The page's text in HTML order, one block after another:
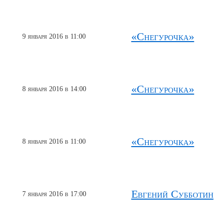
9 января 2016 в 11:00 «Снегурочка»
8 января 2016 в 14:00 «Снегурочка»
8 января 2016 в 11:00 «Снегурочка»
7 января 2016 в 17:00 Евгений Субботин